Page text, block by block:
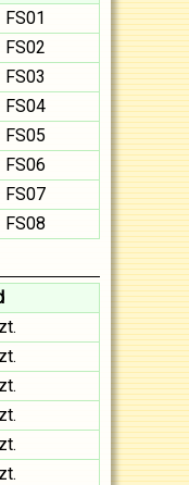
FS01
FS02
FS03
FS04
FS05
FS06
FS07
FS08